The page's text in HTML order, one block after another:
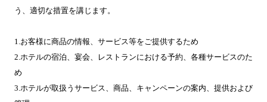
う、適切な措置を講じます。
1.お客様に商品の情報、サービス等をご提供するため
2.ホテルの宿泊、宴会、レストランにおける予約、各種サービスのた
め
3.ホテルが取扱うサービス、商品、キャンペーンの案内、提供および